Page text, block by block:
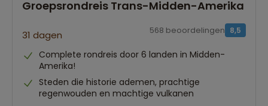
Groepsrondreis Trans-Midden-Amerika
31 dagen 8,5
568 beoordelingen
Complete rondreis door 6 landen in Midden-
Amerika!
Steden die historie ademen, prachtige
regenwouden en machtige vulkanen